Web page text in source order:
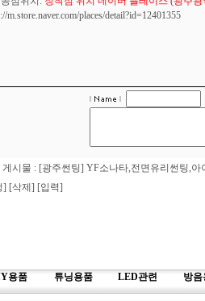
m.store.naver.com/places/detail?id=12401355
게시물 : [광주썬팅] YF소나타,전면유리썬팅,
] [삭제] [입력]
용품 튜닝용품 LED관련 방음